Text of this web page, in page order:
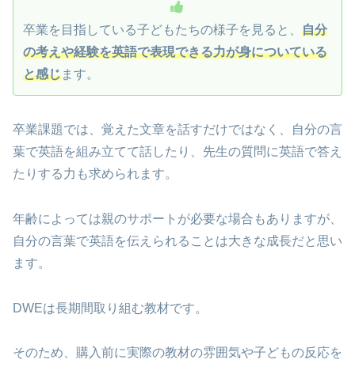
卒業を目指している子どもたちの様子を見ると、 自分
の考えや経験を英語で表現できる力が身についている
と感じます。
卒業課題では、覚えた文章を話すだけではなく、自分の言
葉で英語を組み立てて話したり、先生の質問に英語で答え
たりする力も求められます。
年齢によっては親のサポートが必要な場合もありますが、
自分の言葉で英語を伝えられることは大きな成長だと思い
ます。
DWEは長期間取り組む教材です。
そのため、購入前に実際の教材の雰囲気や子どもの反応を